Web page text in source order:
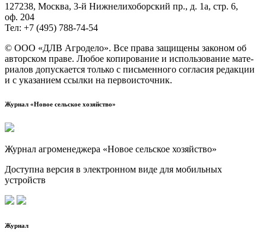
127238, Москва, 3‑й Ниж­не­ли­хо­бор­ский пр., д. 1а, стр. 6,
оф. 204
Тел: +7 (495) 788‑74‑54
© ООО «ДЛВ Агро­де­ло». Все пра­ва защи­ще­ны зако­ном об
автор­ском пра­ве. Любое копи­ро­ва­ние и исполь­зо­ва­ние мате­
ри­а­лов допус­ка­ет­ся толь­ко с пись­мен­но­го согла­сия редак­ции
и с ука­за­ни­ем ссыл­ки на первоисточник.
Журнал «Новое сельское хозяйство»
Журнал агроменеджера «Новое сельское хозяйство»
Доступна версия в электронном виде для мобильных
устройств
Журнал